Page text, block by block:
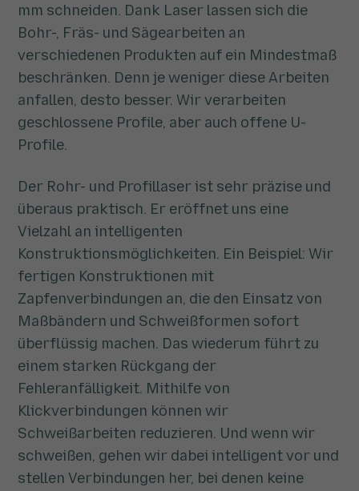
mm schneiden. Dank Laser lassen sich die
Bohr-, Fräs- und Sägearbeiten an
verschiedenen Produkten auf ein Mindestmaß
beschränken. Denn je weniger diese Arbeiten
anfallen, desto besser. Wir verarbeiten
geschlossene Profile, aber auch offene U-
Profile.
Der Rohr- und Profillaser ist sehr präzise und
überaus praktisch. Er eröffnet uns eine
Vielzahl an intelligenten
Konstruktionsmöglichkeiten. Ein Beispiel: Wir
fertigen Konstruktionen mit
Zapfenverbindungen an, die den Einsatz von
Maßbändern und Schweißformen sofort
überflüssig machen. Das wiederum führt zu
einem starken Rückgang der
Fehleranfälligkeit. Mithilfe von
Klickverbindungen können wir
Schweißarbeiten reduzieren. Und wenn wir
schweißen, gehen wir dabei intelligent vor und
stellen Verbindungen her, bei denen keine